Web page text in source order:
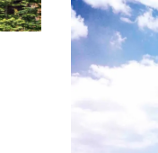
アルピーノ お菓子や
直線距離 : 0.6km